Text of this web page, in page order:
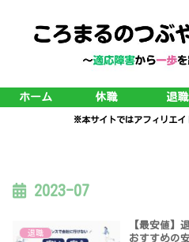
ホーム 休職 退職
※本サイトではアフィリエイ
2023-07
退職
【最安値】
おすすめの